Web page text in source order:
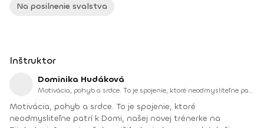
Na posilnenie svalstva
Inštruktor
Dominika Hudáková
Motivácia, pohyb a srdce. To je spojenie, ktoré neodmysliteľne patrí k Domi, našej novej trénerke na Fitshakeri.
Motivácia, pohyb a srdce. To je spojenie, ktoré
neodmysliteľne patrí k Domi, našej novej trénerke na